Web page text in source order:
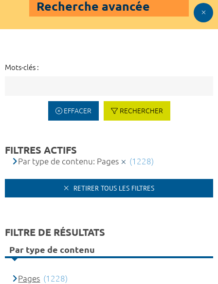
Recherche avancée
Mots-clés :
EFFACER RECHERCHER
FILTRES ACTIFS
Par type de contenu: Pages (1228)
RETIRER TOUS LES FILTRES
FILTRE DE RÉSULTATS
Par type de contenu
Pages (1228)